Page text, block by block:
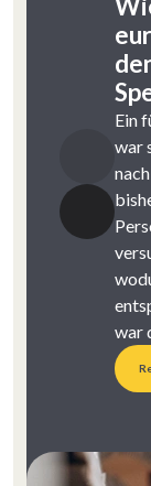
Ein
war
war